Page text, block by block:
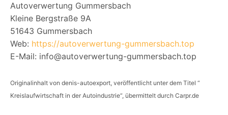
Autoverwertung Gummersbach
Kleine Bergstraße 9A
51643 Gummersbach
Web: https://autoverwertung-gummersbach.top
E-Mail: info@autoverwertung-gummersbach.top
Originalinhalt von denis-autoexport, veröffentlicht unter dem Titel “
Kreislaufwirtschaft in der Autoindustrie“, übermittelt durch Carpr.de